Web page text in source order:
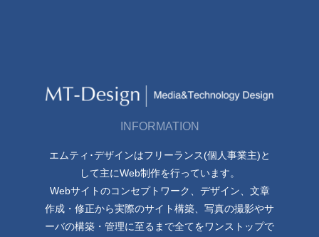
INFORMATION
エムティ･デザインはフリーランス(個人事業主)と
して主にWeb制作を行っています。
Webサイトのコンセプトワーク、デザイン、文章
作成・修正から実際のサイト構築、写真の撮影やサ
ーバの構築・管理に至るまで全てをワンストップで